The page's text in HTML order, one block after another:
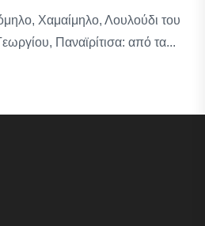
Χαμαίμηλο, Λουλούδι του
Παναϊρίτισα: από τα...